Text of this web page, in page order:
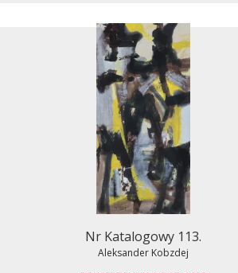
Nr Katalogowy 113.
Aleksander Kobzdej